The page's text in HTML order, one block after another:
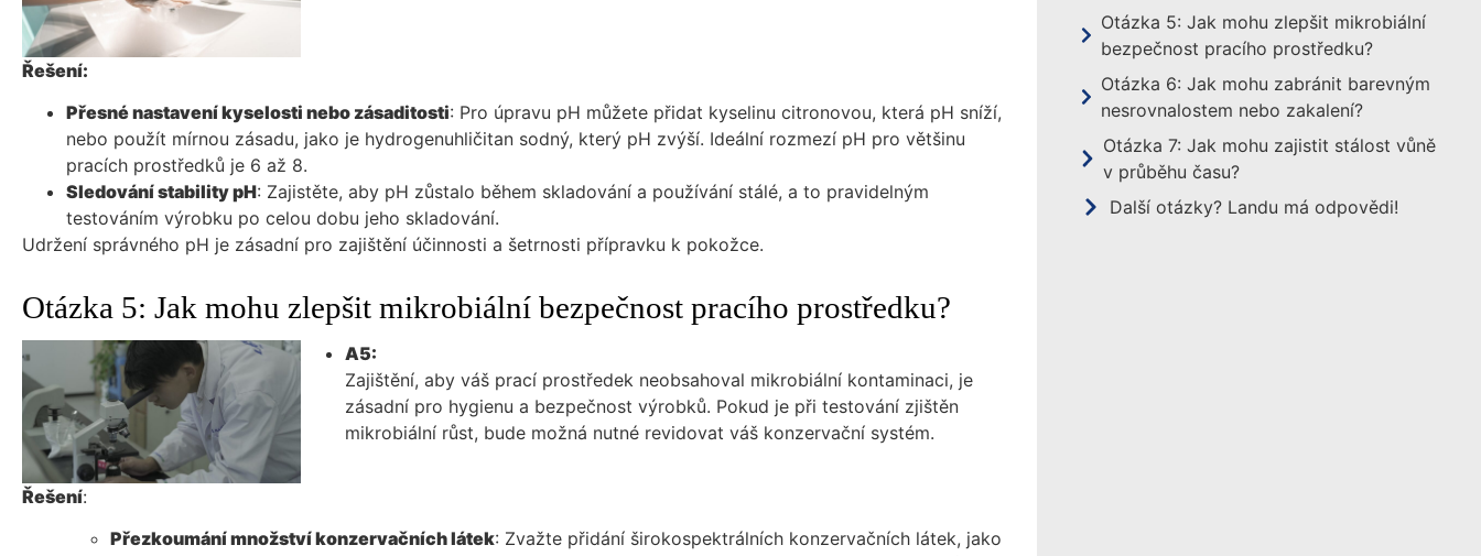
Řešení:
Přesné nastavení kyselosti nebo zásaditosti: Pro úpravu pH můžete přidat kyselinu citronovou, která pH sníží,
nebo použít mírnou zásadu, jako je hydrogenuhličitan sodný, který pH zvýší. Ideální rozmezí pH pro většinu
pracích prostředků je 6 až 8.
Sledování stability pH: Zajistěte, aby pH zůstalo během skladování a používání stálé, a to pravidelným
testováním výrobku po celou dobu jeho skladování.
Udržení správného pH je zásadní pro zajištění účinnosti a šetrnosti přípravku k pokožce.
Otázka 5: Jak mohu zlepšit mikrobiální bezpečnost pracího prostředku?
A5:
Zajištění, aby váš prací prostředek neobsahoval mikrobiální kontaminaci, je
zásadní pro hygienu a bezpečnost výrobků. Pokud je při testování zjištěn
mikrobiální růst, bude možná nutné revidovat váš konzervační systém.
Řešení:
Přezkoumání množství konzervačních látek: Zvažte přidání širokospektrálních konzervačních látek, jako
Otázka 5: Jak mohu zlepšit mikrobiální
bezpečnost pracího prostředku?
Otázka 6: Jak mohu zabránit barevným
nesrovnalostem nebo zakalení?
Otázka 7: Jak mohu zajistit stálost vůně
v průběhu času?
Další otázky? Landu má odpovědi!